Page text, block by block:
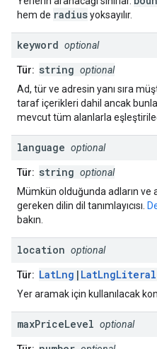
hem de radiusyoksayılır.
keyword optional
Tür: string optional
Ad, tür ve adresin yanı sıra
taraf içerikleri dahil ancak
mevcut tüm alanlarla
language optional
Tür: string optional
Mümkün olduğunda adların
gereken dilin dil tanımlayıcısı.
bakın.
location optional
Tür: LatLng | LatLngLiteral
Yer aramak için kullanılacak
maxPriceLevel optional